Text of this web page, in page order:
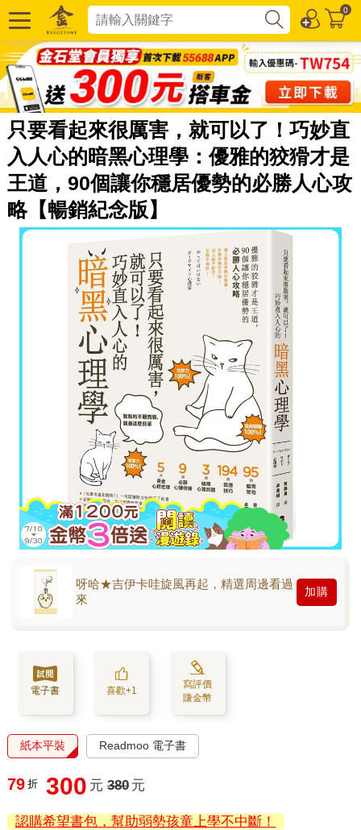
0
只要看起來很厲害，就可以了！巧妙直
入人心的暗黑心理學：優雅的狡猾才是
王道，90個讓你穩居優勢的必勝人心攻
略【暢銷紀念版】
呀哈★吉伊卡哇旋風再起，精選周邊看過
來
加購
電子書 喜歡+1
寫評價
賺金幣
紙本平裝 Readmoo 電子書
79 折 300 元 380 元
認購希望書包，幫助弱勢孩童上學不中斷！